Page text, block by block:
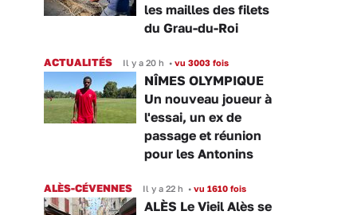
les mailles des filets
du Grau-du-Roi
ACTUALITÉS Il y a 20 h • vu 3003 fois
NÎMES OLYMPIQUE
Un nouveau joueur à
l'essai, un ex de
passage et réunion
pour les Antonins
ALÈS-CÉVENNES Il y a 22 h • vu 1610 fois
ALÈS Le Vieil Alès se